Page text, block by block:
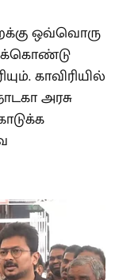
ஒவ்வொரு
காவிரியில்
அரசு